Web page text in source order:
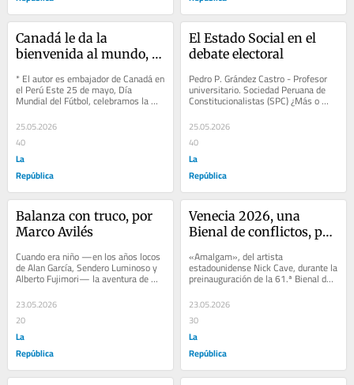
Canadá le da la
bienvenida al mundo,
Ieraci
* El autor es embajador de Canadá en
el Perú Este 25 de mayo, Día
Mundial del Fútbol, celebramos la
cooperación internacional. Este año,
la Copa...
25.05.2026
40
La
República
El Estado Social en el
debate electoral
Pedro P. Grández Castro - Profesor
universitario. Sociedad Peruana de
Constitucionalistas (SPC) ¿Más o
menos Estado? ¿Cuánto alcanza el...
25.05.2026
40
La
República
Balanza con truco, por
Marco Avilés
Cuando era niño —en los años locos
de Alan García, Sendero Luminoso y
Alberto Fujimori— la aventura de
comprar en el mercado solía
terminar...
23.05.2026
20
La
República
Venecia 2026, una
Bienal de conflictos, por
«Amalgam», del artista
estadounidense Nick Cave, durante la
preinauguración de la 61.ª Bienal de
Arte de Venecia, el 6 de mayo de
2026. Foto: AFP....
23.05.2026
30
La
República